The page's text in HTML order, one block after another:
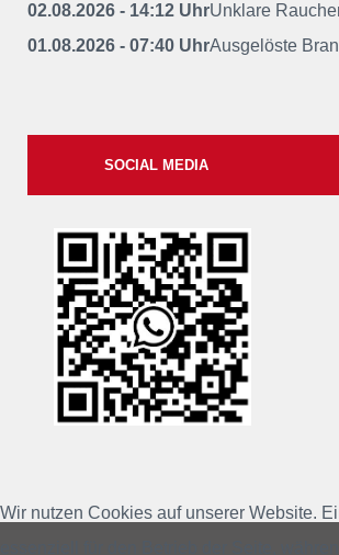
02.08.2026 - 14:12 UhrUnklare
01.08.2026 - 07:40 UhrAusgelöste
SOCIAL MEDIA
Wir nutzen Cookies auf unserer Website.